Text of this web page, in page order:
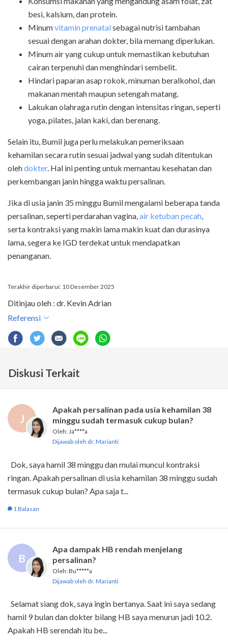
besi, kalsium, dan protein.
Minumvitamin prenatalsebagai nutrisi tambahan
sesuai dengan arahan dokter, bila memang diperlukan.
Minum air yang cukup untuk memastikan kebutuhan
cairan terpenuhi dan menghindari sembelit.
Hindari paparan asap rokok, minuman beralkohol, dan
makanan mentah maupun setengah matang.
Lakukan olahraga rutin dengan intensitas ringan, seperti
yoga, pilates, jalan kaki, dan berenang.
Selain itu, Bumil juga perlu melakukan pemeriksaan
kehamilan secara rutin sesuai jadwal yang sudah ditentukan
olehdokter. Hal ini penting untuk memantau kesehatan dan
perkembangan janin hingga waktu persalinan.
Jika di usia janin 35 minggu Bumil mengalami beberapa tanda
persalinan, seperti perdarahan vagina,air ketuban pecah,
serta kontraksi yang makin lama makin kuat dan durasinya
lama, segera ke IGD terdekat untuk mendapatkan
penanganan.
Terakhir diperbarui: 10 Desember 2025